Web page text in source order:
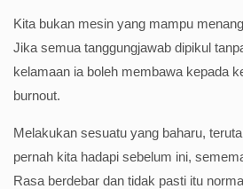
Kita bukan mesin yang mampu
Jika semua tanggungjawab dipikul
kelamaan ia boleh membawa kepada
burnout.
Melakukan sesuatu yang baharu,
pernah kita hadapi sebelum ini,
Rasa berdebar dan tidak pasti itu